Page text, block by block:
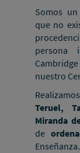
Somos
que no
persona
nuestro
Teruel,
Miranda
de
Enseñanza.